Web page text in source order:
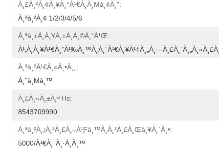
À¸£à¸²à¸¢à¸¥à¸°à¹€à¸­à¸µà¸¢à¸”:
À¸ªà¸²à¸¢ 1/2/3/4/5/6
À¸ªà¸±à¸à¸¥à¸±à¸à¸©à¸“à¹Œ:
À¸ªà¸²à¹€à¸«à¸•à¸¸:
À¸ˆà¸µà¸™
À¸£à¸«à¸±à¸ª Hs:
8543709990
À¸ªà¸²à¸¡à¸²à¸£à¸–À¹ƒà¸™à¸à¸²à¸£à¸œà¸¥à¸´à¸•:
5000/à¹€à¸”à¸·à¸­à¸™